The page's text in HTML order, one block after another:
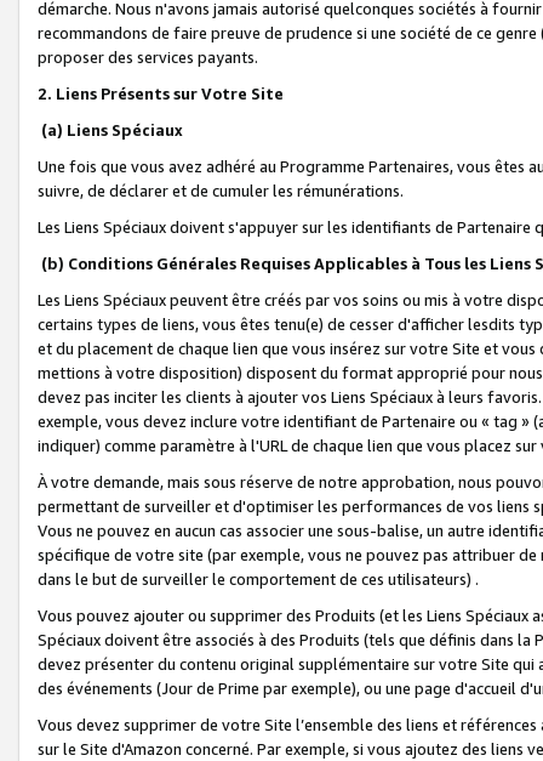
démarche. Nous n'avons jamais autorisé quelconques sociétés à
recommandons de faire preuve de prudence si une société de ce
proposer des services payants.
2. Liens Présents sur Votre Site
(a) Liens Spéciaux
Une fois que vous avez adhéré au Programme Partenaires, vous êtes
suivre, de déclarer et de cumuler les rémunérations.
Les Liens Spéciaux doivent s'appuyer sur les identifiants de Partenaire
(b) Conditions Générales Requises Applicables à Tous les Liens
Les Liens Spéciaux peuvent être créés par vos soins ou mis à votre
certains types de liens, vous êtes tenu(e) de cesser d'afficher lesdits
et du placement de chaque lien que vous insérez sur votre Site et
mettions à votre disposition) disposent du format approprié pour
devez pas inciter les clients à ajouter vos Liens Spéciaux à leurs
exemple, vous devez inclure votre identifiant de Partenaire ou « tag
indiquer) comme paramètre à l'URL de chaque lien que vous placez
À votre demande, mais sous réserve de notre approbation, nous
permettant de surveiller et d'optimiser les performances de vos liens
Vous ne pouvez en aucun cas associer une sous-balise, un autre
spécifique de votre site (par exemple, vous ne pouvez pas attribuer
dans le but de surveiller le comportement de ces utilisateurs) .
Vous pouvez ajouter ou supprimer des Produits (et les Liens
Spéciaux doivent être associés à des Produits (tels que définis dans
devez présenter du contenu original supplémentaire sur votre Site qui
des événements (Jour de Prime par exemple), ou une page d'accueil
Vous devez supprimer de votre Site l’ensemble des liens et
sur le Site d'Amazon concerné. Par exemple, si vous ajoutez des